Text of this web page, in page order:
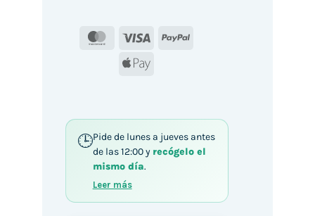
MasterCard
Visa
PayPal
Apple
Pide de lunes a jueves antes
de las 12:00 y recógelo el
mismo día.
Leer más